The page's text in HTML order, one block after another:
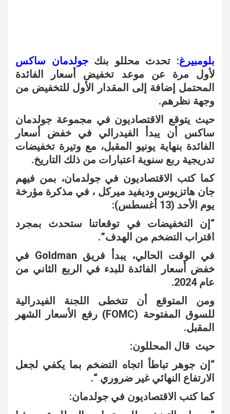
بلومبيرغ: تحدث محللو بنكجولدمان ساكس
لأول مرة عن موعد تخفيض أسعار الفائدة
المحتمل إضافة إلى المقدار الأول للتخفيض من
وجهة نظرهم.
حيث يتوقع الاقتصاديون في مجموعة جولدمان
ساكس أن يبدأ الفيدرالي في خفض أسعار
الفائدة بنهاية يونيو المقبل، مع وتيرة تخفيضات
تدريجية ربع سنوية اعتبارات من ذلك التاريخ.
كما كتب الاقتصاديون في جولدمان، بمن فيهم
جان هاتزيوس وديفيد ميركل ، في مذكرة مؤرخة
يوم الأحد (13 أغسطس):
“إن التخفيضات في توقعاتنا ستحدث بمجرد
اقتراب التضخم من الهدف”.
في الوقت الحالي، يبدأ فريق Goldman في
خفض أسعار الفائدة للبدء في الربع الثاني من
عام 2024.
ومن المتوقع أن تتخطى اللجنة الفيدرالية
للسوق المفتوحة (FOMC) رفع الأسعار الشهر
المقبل.
حيث قال المحللون:
“إن جوهر تباطأ اتجاه التضخم بما يكفي لجعل
الارتفاع النهائي غير ضروري “.
كما كتب الاقتصاديون في جولدمان: